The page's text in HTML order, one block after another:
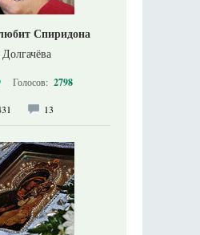
Спиридона
Голосов: 2798
13